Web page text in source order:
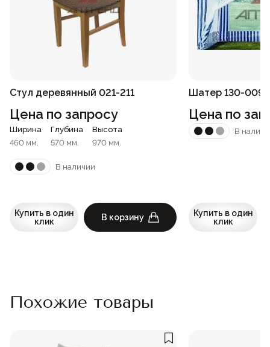
Стул деревянный 021-211
Цена по запросу
Ширина
460 мм.
Глубина
570 мм.
Высота
970 мм.
В наличии
Купить в один
клик
В корзину
Шатер 130-009
Цена по
В
Купить в один
клик
Похожие товары